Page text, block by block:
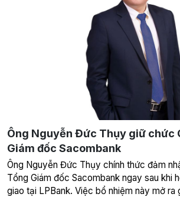
Ông Nguyễn Đức Thụy giữ chức
Giám đốc Sacombank
Ông Nguyễn Đức Thụy chính thức đảm
Tổng Giám đốc Sacombank ngay sau khi
giao tại LPBank. Việc bổ nhiệm này mở ra